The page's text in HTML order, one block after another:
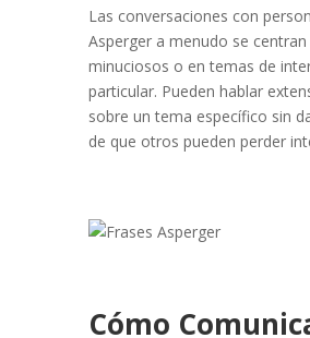
Las conversaciones con
Asperger a menudo se
minuciosos o en temas de
particular. Pueden hablar
sobre un tema específico sin
de que otros pueden perder
Cómo